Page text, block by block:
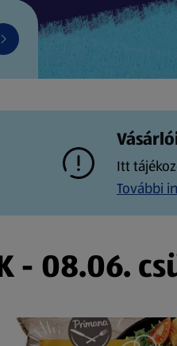
Itt
További
- 08.06.